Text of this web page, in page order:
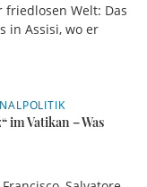
friedlosen Welt: Das
in Assisi, wo er
im Vatikan – Was